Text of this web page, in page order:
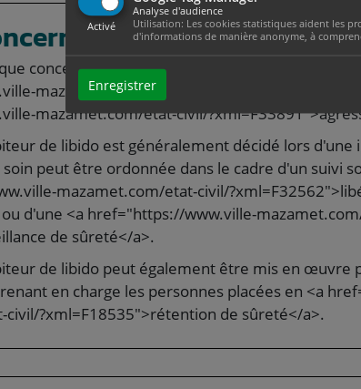
Activé
Analyse d'audience
Utilisation: Les cookies statistiques aident les
d'informations de manière anonyme, à
Enregistrer
?
concerne les auteurs d'infractions sexuelles,
mazamet.com/etat-civil/?xml=F1526">viol</a>
mazamet.com/etat-civil/
de libido est généralement décidé lors d'une
peut être ordonnée dans le cadre d'un suivi
mazamet.com/etat-civil/
d'une <a href="https://www.ville-
de sûreté</a>.
de libido peut également être mis en œuvre
en charge les personnes placées en <a
?xml=F18535">rétention de sûreté</a>.